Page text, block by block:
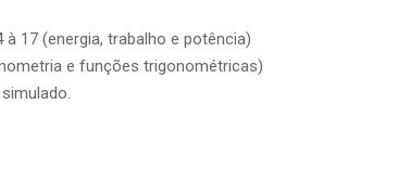
17 (energia, trabalho e potência)
e funções trigonométricas)